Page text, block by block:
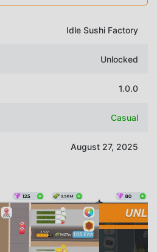
Idle Sushi Factory
Unlocked
1.0.0
Casual
August 27, 2025